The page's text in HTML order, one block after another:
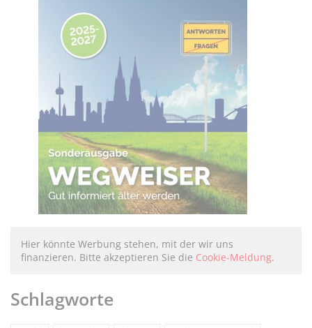
Hier könnte Werbung stehen, mit der wir uns
finanzieren. Bitte akzeptieren Sie die Cookie-Meldung.
Schlagworte